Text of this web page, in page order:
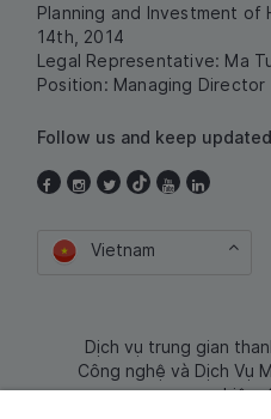
Planning and Investment of
14th, 2014
Legal Representative: Ma
Position: Managing Director
Follow us and keep
Vietnam
Dịch vụ trung gian
Công nghệ và Dịch Vụ
nghiệp: